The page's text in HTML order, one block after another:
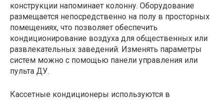
конструкции напоминает колонну. Оборудование
размещается непосредственно на полу в просторных
помещениях, что позволяет обеспечить
кондиционирование воздуха для общественных или
развлекательных заведений. Изменять параметры
систем можно с помощью панели управления или
пульта ДУ.
Кассетные кондиционеры используются в